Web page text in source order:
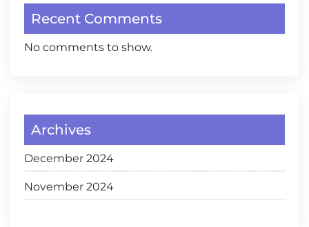
Recent Comments
No comments to show.
Archives
December 2024
November 2024